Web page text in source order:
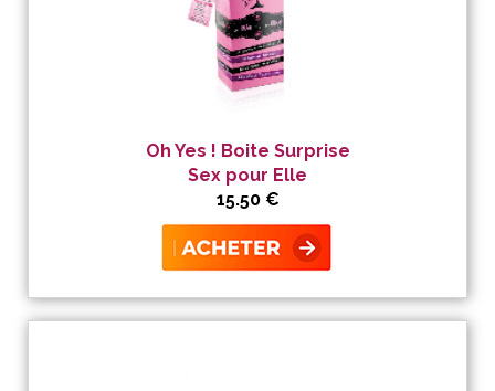
Oh Yes ! Boite Surprise
Sex pour Elle
15.50 €